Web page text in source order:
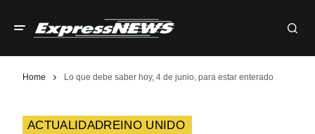
Home Lo que debe saber hoy, 4 de junio, para estar enterado
ACTUALIDADREINO UNIDO